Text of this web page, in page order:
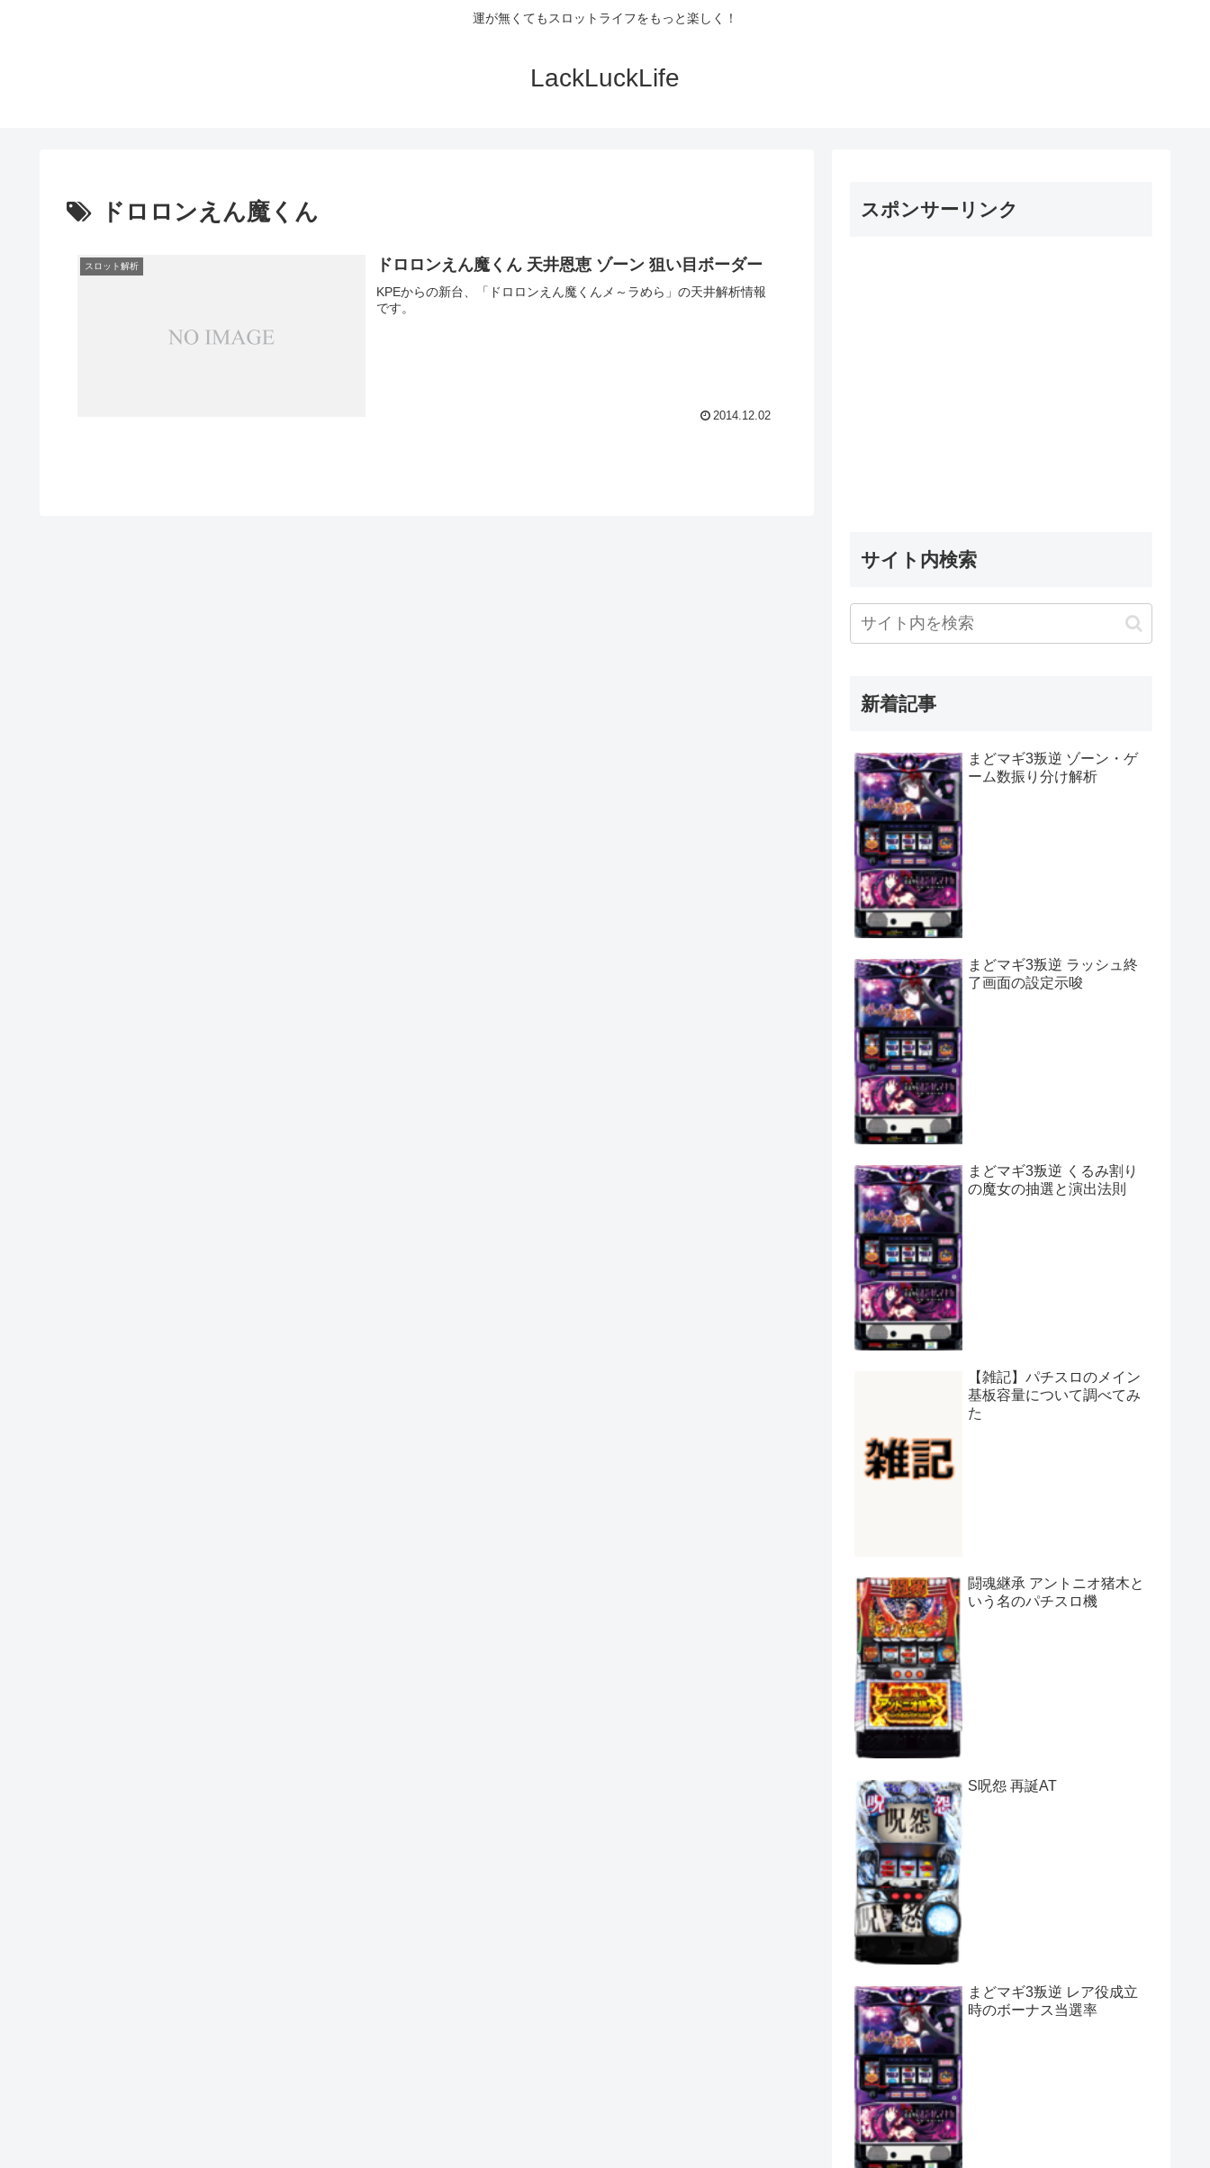
運が無くてもスロットライフをもっと楽しく！
LackLuckLife
ドロロンえん魔くん
スロット解析 ドロロンえん魔くん 天井恩恵 ゾーン 狙い目ボーダー
KPEからの新台、「ドロロンえん魔くんメ～ラめら」の天井解析情報
です。
2014.12.02
スポンサーリンク
サイト内検索
新着記事
まどマギ3叛逆 ゾーン・ゲ
ーム数振り分け解析
まどマギ3叛逆 ラッシュ終
了画面の設定示唆
まどマギ3叛逆 くるみ割り
の魔女の抽選と演出法則
【雑記】パチスロのメイン
基板容量について調べてみ
た
闘魂継承 アントニオ猪木と
いう名のパチスロ機
S呪怨 再誕AT
まどマギ3叛逆 レア役成立
時のボーナス当選率